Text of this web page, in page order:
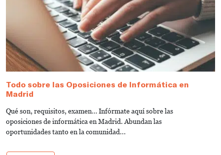
Todo sobre las Oposiciones de Informática en
Madrid
Qué son, requisitos, examen… Infórmate aquí sobre las
oposiciones de informática en Madrid. Abundan las
oportunidades tanto en la comunidad...